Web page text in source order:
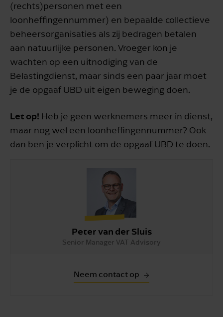
(rechts)personen met een
loonheffingennummer) en bepaalde collectieve
beheersorganisaties als zij bedragen betalen
aan natuurlijke personen. Vroeger kon je
wachten op een uitnodiging van de
Belastingdienst, maar sinds een paar jaar moet
je de opgaaf UBD uit eigen beweging doen.
Let op! Heb je geen werknemers meer in dienst,
maar nog wel een loonheffingennummer? Ook
dan ben je verplicht om de opgaaf UBD te doen.
Peter van der Sluis
Senior Manager VAT Advisory
Neem contact op